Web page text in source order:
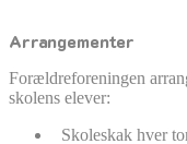
Arrangementer
Forældreforeningen
skolens elever:
Skoleskak hver